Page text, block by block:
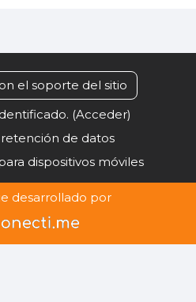
el soporte del sitio
(Acceder)
de datos
dispositivos móviles
desarrollado por